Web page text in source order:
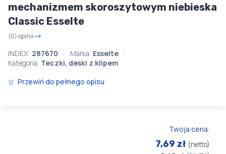
mechanizmem skoroszytowym niebieska
Classic Esselte
(0) opinii
INDEX: 287670 Marka: Esselte
Kategoria: Teczki, deski z klipem
Przewiń do pełnego opisu
Twoja cena:
7,69 zł (netto)